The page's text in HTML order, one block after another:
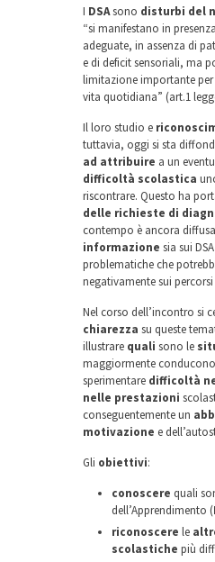
I DSAsono disturbi del
“si manifestano in
adeguate, in assenza di
e di deficit sensoriali, ma
limitazione importante
vita quotidiana” (art.1
Il loro studio e
tuttavia, oggi si sta
ad attribuire a un
difficoltà scolastica
riscontrare. Questo ha
delle richieste di
contempo è ancora diffusa
informazione sia sui
problematiche che
negativamente sui
Nel corso dell’incontro si
chiarezza su queste
illustrare quali sono le
maggiormente
sperimentare difficoltà
nelle prestazioni
conseguentemente un
motivazione e
Gli obiettivi:
conoscere quali
dell’Apprendimento (
riconoscere le
scolastiche più